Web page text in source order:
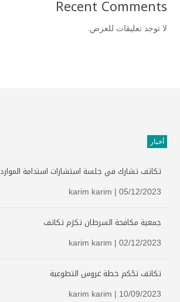
Recent Comments
لا توجد تعليقات للعرض.
أخبار
تكاتف تشارك في جلسة استشارات استدامة الموارد
karim karim | 05/12/2023
جمعية مكافحة السرطان تكرَم تكاتف
karim karim | 02/12/2023
تكاتف تحًكم خطة غروس التطوعية
karim karim | 10/09/2023